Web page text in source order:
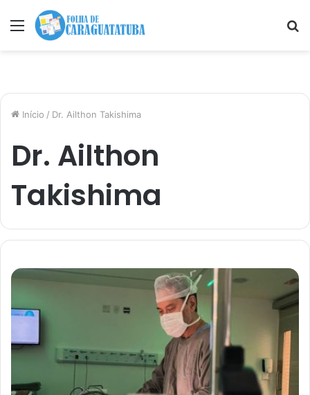
Menu
Início / Dr. Ailthon Takishima
Dr. Ailthon
Takishima